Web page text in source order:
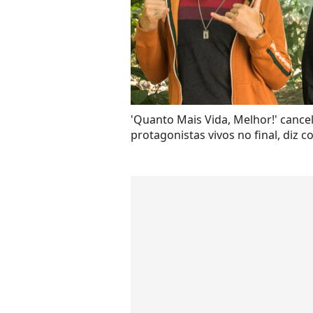
'Quanto Mais Vida, Melhor!'
protagonistas vivos no final, diz